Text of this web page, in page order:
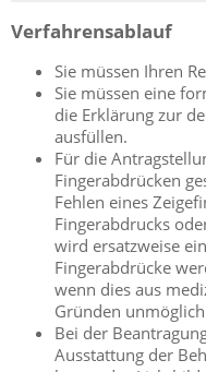
Verfahrensablauf
Sie müssen Ihren
Sie müssen eine
die Erklärung zur
ausfüllen.
Für die
Fingerabdrücken
Fehlen eines
Fingerabdrucks
wird ersatzweise
Fingerabdrücke
wenn dies aus
Gründen
Bei der
Ausstattung der